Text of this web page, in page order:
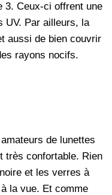
3. Ceux-ci offrent une
UV. Par ailleurs, la
aussi de bien couvrir
rayons nocifs.
de lunettes
très confortable. Rien
et les verres à
la vue. Et comme